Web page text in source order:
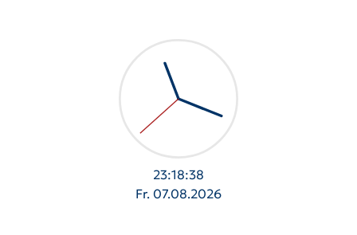
23:18:38
Fr. 07.08.2026